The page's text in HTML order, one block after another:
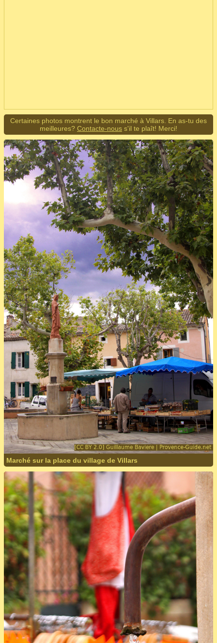
Certaines photos montrent le bon marché à Villars. En as-tu des
meilleures? Contacte-nous s'il te plaît! Merci!
Marché sur la place du village de Villars